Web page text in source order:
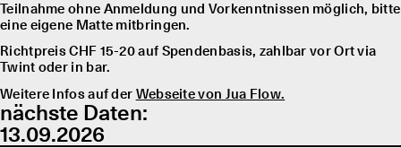
Teilnahme ohne Anmeldung und Vorkenntnissen möglich, bitte
eine eigene Matte mitbringen.
Richtpreis CHF 15-20 auf Spendenbasis, zahlbar vor Ort via
Twint oder in bar.
Weitere Infos auf der Webseite von Jua Flow.
nächste Daten:
13.09.2026